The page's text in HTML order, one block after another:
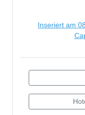
Inseriert am